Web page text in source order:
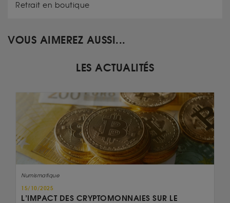
Retrait en boutique
VOUS AIMEREZ AUSSI...
LES ACTUALITÉS
Numismatique
15/10/2025
L’IMPACT DES CRYPTOMONNAIES SUR LE